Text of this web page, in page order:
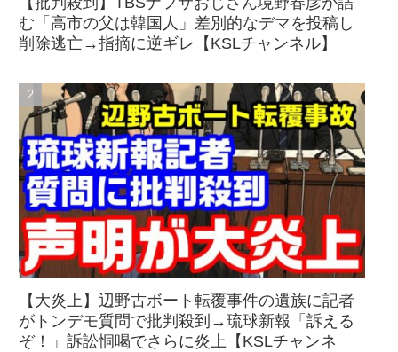
む「高市の父は韓国人」差別的なデマを投稿し
削除逃亡→指摘に逆ギレ【KSLチャンネル】
【大炎上】辺野古ボート転覆事件の遺族に記者
がトンデモ質問で批判殺到→琉球新報「訴える
ぞ！」訴訟恫喝でさらに炎上【KSLチャンネ